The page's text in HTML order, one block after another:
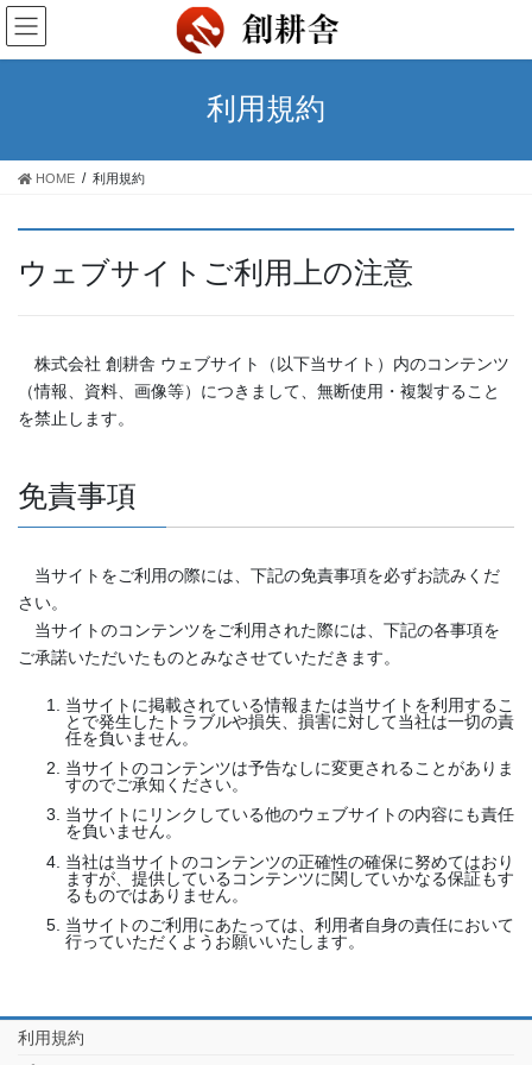
コ
ン
テ
移
ナ
ビ
ゲ
ン
利用規約
HOME 利用規約
ウェブサイトご利用上の注意
株式会社 創耕舎 ウェブサイト（以下当サイト）内のコンテンツ
（情報、資料、画像等）につきまして、無断使用・複製すること
を禁止します。
免責事項
当サイトをご利用の際には、下記の免責事項を必ずお読みくだ
さい。
当サイトのコンテンツをご利用された際には、下記の各事項を
ご承諾いただいたものとみなさせていただきます。
当サイトに掲載されている情報または当サイトを利用するこ
とで発生したトラブルや損失、損害に対して当社は一切の責
任を負いません。
当サイトのコンテンツは予告なしに変更されることがありま
すのでご承知ください。
当サイトにリンクしている他のウェブサイトの内容にも責任
を負いません。
当社は当サイトのコンテンツの正確性の確保に努めてはおり
ますが、提供しているコンテンツに関していかなる保証もす
るものではありません。
当サイトのご利用にあたっては、利用者自身の責任において
行っていただくようお願いいたします。
利用規約